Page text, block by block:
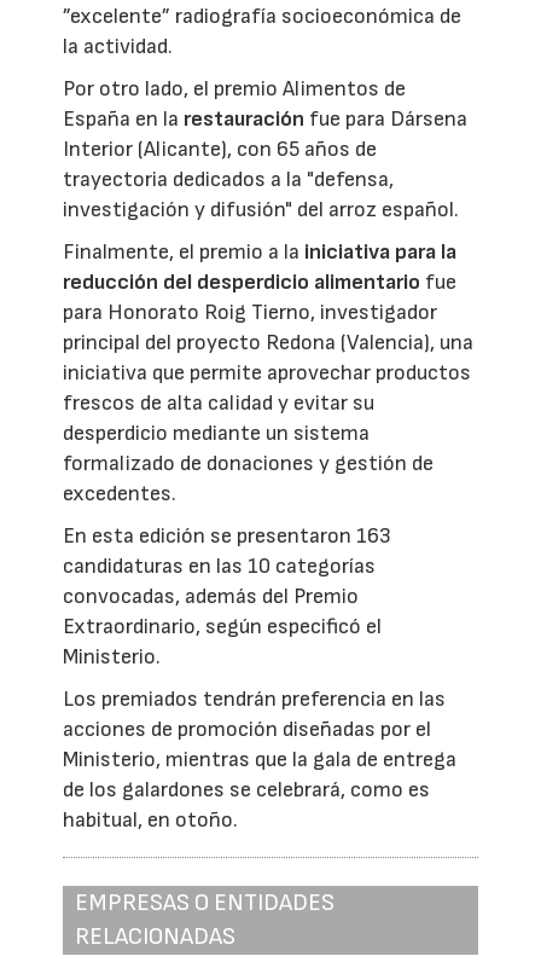
”excelente” radiografía socioeconómica de
la actividad.
Por otro lado, el premio Alimentos de
España en la restauración fue para Dársena
Interior (Alicante), con 65 años de
trayectoria dedicados a la "defensa,
investigación y difusión" del arroz español.
Finalmente, el premio a la iniciativa para la
reducción del desperdicio alimentario fue
para Honorato Roig Tierno, investigador
principal del proyecto Redona (Valencia), una
iniciativa que permite aprovechar productos
frescos de alta calidad y evitar su
desperdicio mediante un sistema
formalizado de donaciones y gestión de
excedentes.
En esta edición se presentaron 163
candidaturas en las 10 categorías
convocadas, además del Premio
Extraordinario, según especificó el
Ministerio.
Los premiados tendrán preferencia en las
acciones de promoción diseñadas por el
Ministerio, mientras que la gala de entrega
de los galardones se celebrará, como es
habitual, en otoño.
EMPRESAS O ENTIDADES
RELACIONADAS